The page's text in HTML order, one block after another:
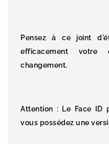
Pensez à ce joint
efficacement votre
changement.
Attention : Le Face ID
vous possédez une